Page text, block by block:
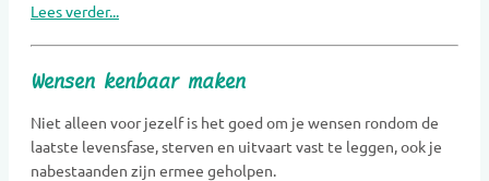
Lees verder...
Wensen kenbaar maken
Niet alleen voor jezelf is het goed om je wensen rondom de
laatste levensfase, sterven en uitvaart vast te leggen, ook je
nabestaanden zijn ermee geholpen.